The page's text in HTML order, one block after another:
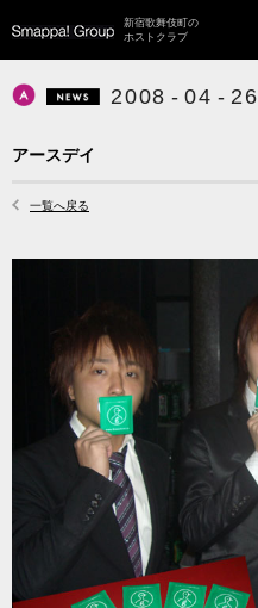
新宿歌舞伎町の
ホストクラブ
APiTS News
2008 - 04 - 26
アースデイ
一覧へ戻る